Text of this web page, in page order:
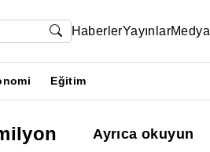
HaberlerYayınlarMedya
Eğitim
Ayrıca okuyun